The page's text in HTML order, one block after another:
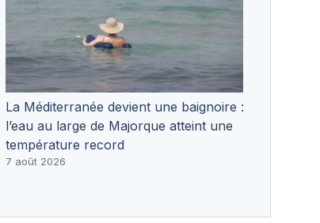
La Méditerranée devient une baignoire :
l’eau au large de Majorque atteint une
température record
7 août 2026